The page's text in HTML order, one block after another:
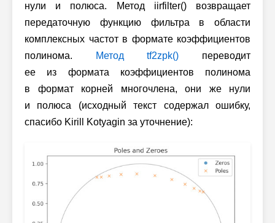
нули и полюса. Метод iirfilter() возвращает
передаточную функцию фильтра в области
комплексных частот в формате коэффициентов
полинома.
Метод tf2zpk() переводит
ее из формата коэффициентов полинома
в формат корней многочлена, они же нули
и полюса (исходный текст содержал ошибку,
спасибо Kirill Kotyagin за уточнение):